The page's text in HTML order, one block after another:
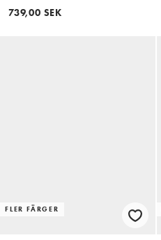
med överlager och draperad
739,00 SEK
FLER FÄRGER